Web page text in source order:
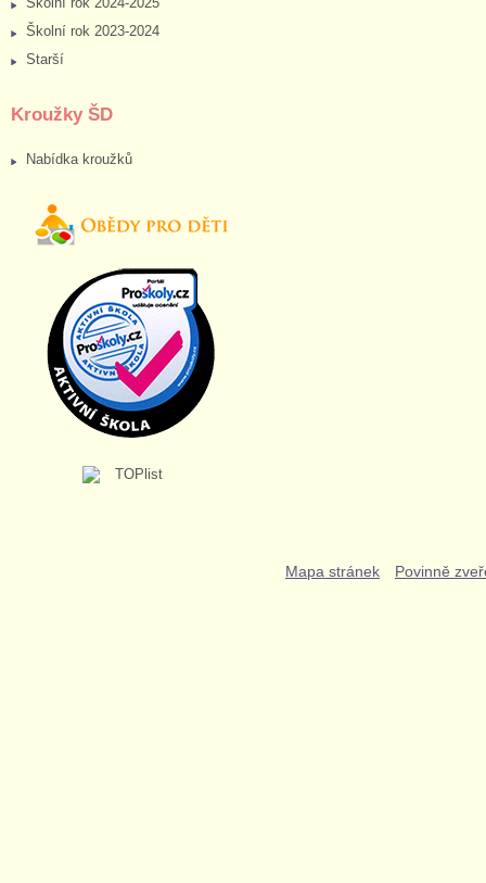
Školní rok 2023-2024
Starší
Kroužky ŠD
Nabídka kroužků
Mapa stránek Povinně